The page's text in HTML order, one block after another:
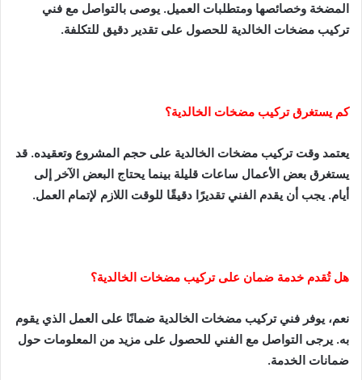
المضخة وخصائصها ومتطلبات العميل. يوصى بالتواصل مع فني
تركيب مضخات الخالدية للحصول على تقدير دقيق للتكلفة.
كم يستغرق تركيب مضخات الخالدية؟
يعتمد وقت تركيب مضخات الخالدية على حجم المشروع وتعقيده. قد
يستغرق بعض الأعمال ساعات قليلة بينما يحتاج البعض الآخر إلى
أيام. يجب أن يقدم الفني تقديرًا دقيقًا للوقت اللازم لإتمام العمل.
هل تُقدم خدمة ضمان على تركيب مضخات الخالدية؟
نعم، يوفر فني تركيب مضخات الخالدية ضمانًا على العمل الذي يقوم
به. يرجى التواصل مع الفني للحصول على مزيد من المعلومات حول
ضمانات الخدمة.